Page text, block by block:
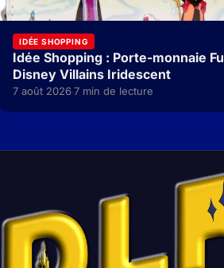
IDÉE SHOPPING
Idée Shopping : Porte-monnaie
Disney Villains Iridescent
7 août 2026·7 min de lecture